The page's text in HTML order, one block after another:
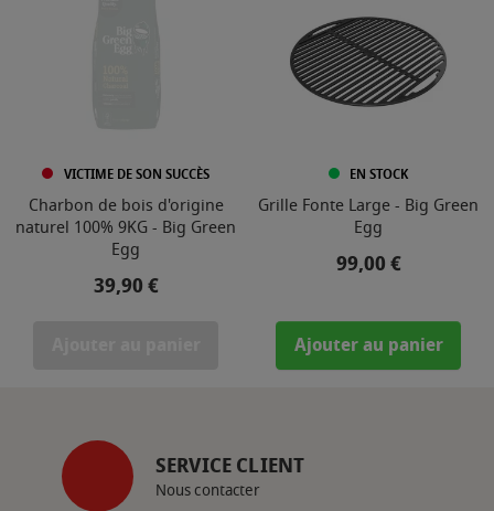
VICTIME DE SON SUCCÈS
Charbon de bois d'origine
naturel 100% 9KG - Big Green
Egg
Prix
39,90 €
EN STOCK
Grille Fonte Large - Big Green
Egg
Prix
99,00 €
Ajouter au panier
SERVICE CLIENT
Nous contacter